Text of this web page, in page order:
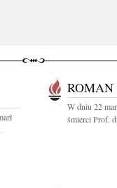
W dniu 22
śmierci Prof.